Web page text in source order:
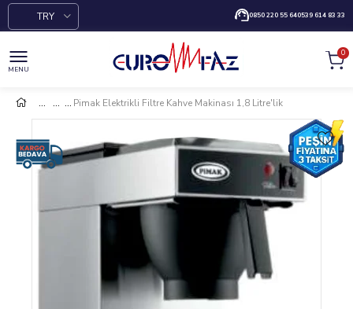
0850 220 55 640539 614 83 33
TRY
MENU
0
Pimak Elektrikli Filtre Kahve Makinası 1,8 Litre'lik